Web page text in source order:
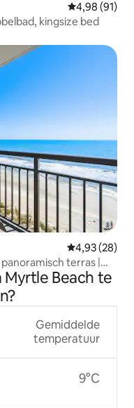
Gemiddelde
4,98 (91)
kingsize bed
Gemiddelde
4,93 (28)
terras |
Beach te
Gemiddelde
temperatuur
9°C